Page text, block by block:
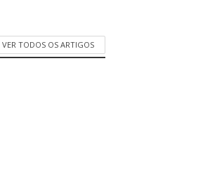
VER TODOS OS ARTIGOS